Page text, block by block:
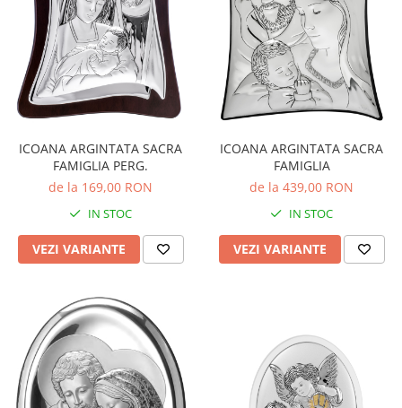
ICOANA ARGINTATA SACRA
FAMIGLIA PERG.
de la 169,00 RON
IN STOC
VEZI VARIANTE
ICOANA ARGINTATA SACRA
FAMIGLIA
de la 439,00 RON
IN STOC
VEZI VARIANTE